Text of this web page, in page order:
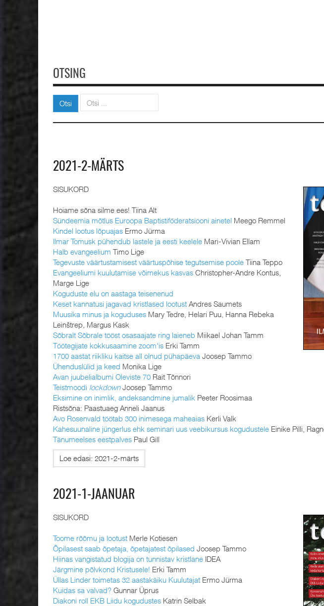
OTSING
Otsi Otsi
2021-2-MÄRTS
SISUKORD
Hoiame sõna silme ees! Tiina Alt
Sündeemia mõtlus Euroopa Baptistiföderatsiooni ainetel Meego Remmel
Kindel lootus lõpuajas Ermo Jürma
Ilmar Tomusk pühendub lastele ja eesti keelele Mari-Vivian Ellam
Halb evangeelium Timo Lige
Tegevuste väärtustamisest väärtuspõhise tegutsemise poole Tiina Teppo
Evangeeliumi kuulutamise võimekus kasvas Christopher-Andre Kontus,
Marge Lige
Koguduste elu on aastaga teisenenud
Keset kannatusi jagavad kristlased lootust Andres Saumets
Muusika minus ja koguduses Mary Tedre, Helari Puu, Hanna Rebeka
Leinštrep, Margus Kask
Sõbralt Sõbrale tööst osasaajate ring laieneb Miikael Johan Tamm
Töötegijate kokkusaamine zoom'is Erki Tamm
1700 aastat riikliku kaitse all olnud pühapäeva Joosep Tammo
Ühenduslülid ja keed Monika Lige
Avan juubelialbumi Oleviste 70 Rait Tõnnori
Teistmoodi lockdownJoosep Tammo
Eksimine on inimlik, andeksandmine jumalik Peeter Roosimaa
Ristsõna: Paastuaeg Anneli Jaanus
Avo Rosenvald töötab 300 inimesega maheaias Kerli Valk
Kahesuunaline jüngerlus ehk seminari uus veebikursus kogudustele Einike Pilli,
Tänumeelses eestpalves Paul Gill
Loe edasi: 2021-2-märts
2021-1-JAANUAR
SISUKORD
Toome rõõmu ja lootust Merle Kotiesen
Õpilasest saab õpetaja, õpetajatest õpilased Joosep Tammo
Hiinas vangistatud blogija on tunnistav kristlane IDEA
Järgmine põlvkond Kristusele! Erki Tamm
Üllas Linder toimetas 32 aastakäiku Kuulutajat Ermo Jürma
Kuidas sa valvad? Gunnar Üprus
Diakoni roll EKB Liidu kogudustes Katrin Selbak